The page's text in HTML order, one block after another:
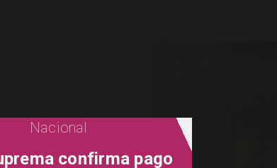
Nacional
confirma pago